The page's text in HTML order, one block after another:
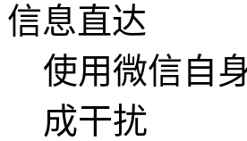
信息直达
使用微信自
成干扰